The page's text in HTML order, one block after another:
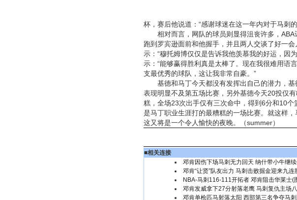
杯，赛后他说道：“感谢球迷在这一年内对于马刺
相对而言，网队的球员则显得沮丧许多，ABA
跑到罗宾逊面前和他握手，并且两人交谈了好一
示：“穆托姆博仅仅是告诉我他羡慕我的好运，因
示：“能够赢得胜利真是太棒了。现在我很难用语
支最优秀的球队，这让我非常自豪。”
基德和马丁今天都没有发挥出自己的潜力，基
表现明显不及第五场比赛，另外基德今天20投仅
糕，全场23次出手仅有三次命中，得到6分和10
是马丁职业生涯打的最糟糕的一场比赛。就这样
这又将是一个令人愉快的夜晚。（summer）
■相关连接
邓肯因伤下场马刺无力回天 纳什带小牛继
邓肯“让贤”队友出力 马刺击败掘金迎来九连
NBA-马刺116-111开拓者 邓肯阻击华莱士(
邓肯发威拿下27分射落老鹰 马刺复仇主场
邓肯单枪匹马射落太阳 西部第三名争夺马